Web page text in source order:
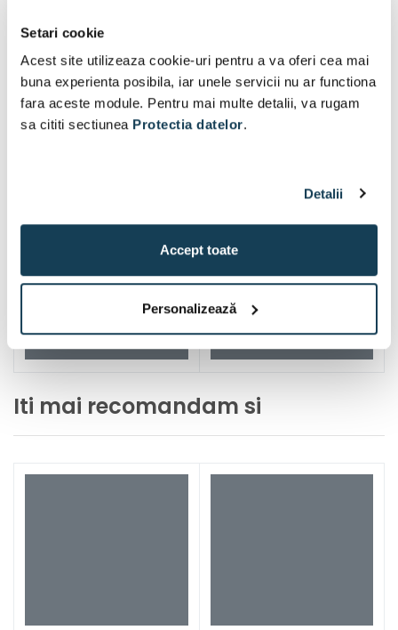
Setari cookie
Acest site utilizeaza cookie-uri pentru a va oferi cea mai
buna experienta posibila, iar unele servicii nu ar functiona
fara aceste module. Pentru mai multe detalii, va rugam
sa cititi sectiunea Protectia datelor.
Detalii
Accept toate
Personalizează
Iti mai recomandam si